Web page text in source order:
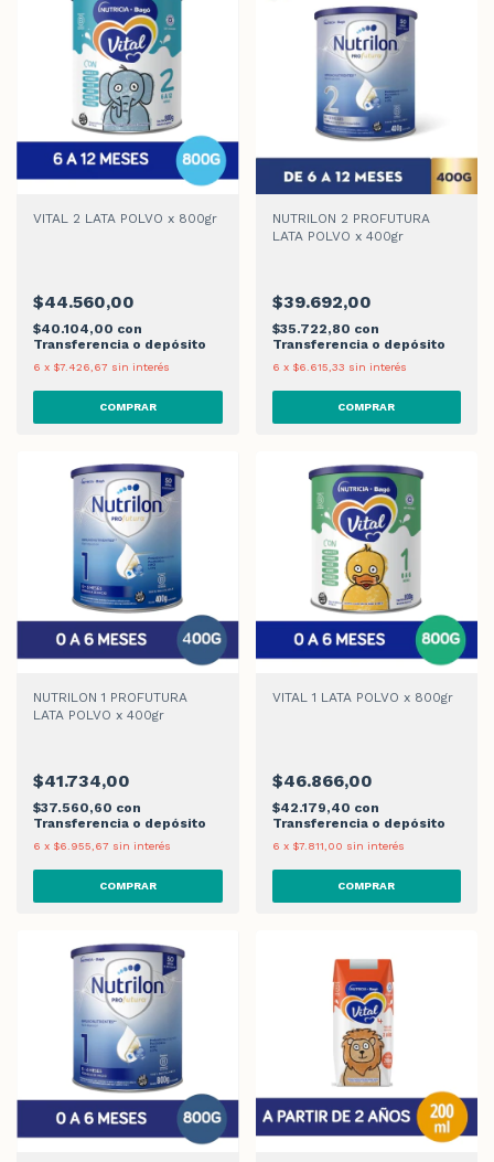
VITAL 2 LATA POLVO x 800gr
$44.560,00
$40.104,00 con
Transferencia o depósito
6 x $7.426,67 sin interés
NUTRILON 2 PROFUTURA
LATA POLVO x 400gr
$39.692,00
$35.722,80 con
Transferencia o depósito
6 x $6.615,33 sin interés
NUTRILON 1 PROFUTURA
LATA POLVO x 400gr
$41.734,00
$37.560,60 con
Transferencia o depósito
6 x $6.955,67 sin interés
VITAL 1 LATA POLVO x 800gr
$46.866,00
$42.179,40 con
Transferencia o depósito
6 x $7.811,00 sin interés